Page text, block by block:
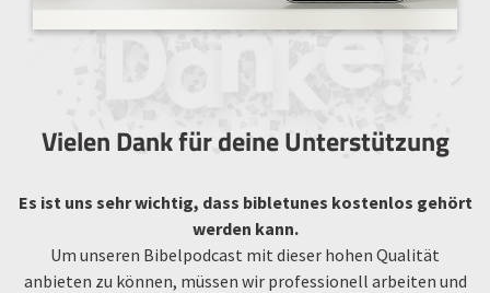
Vielen Dank für deine Unterstützung
Es ist uns sehr wichtig, dass bibletunes kostenlos gehört
werden kann.
Um unseren Bibelpodcast mit dieser hohen Qualität
anbieten zu können, müssen wir professionell arbeiten und